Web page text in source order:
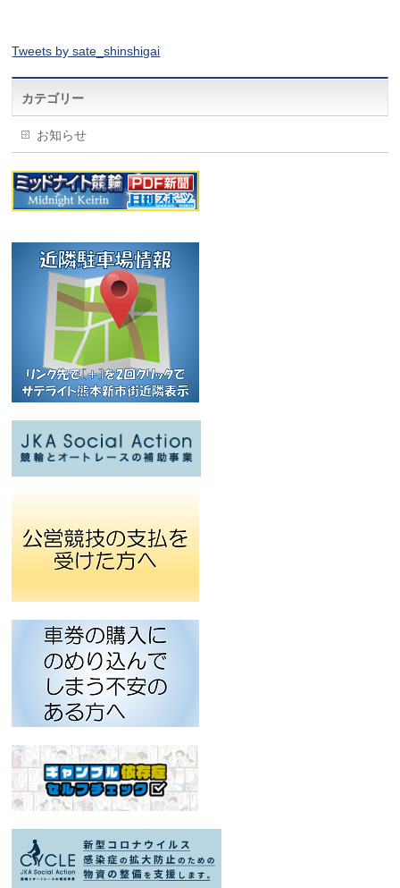
Tweets by sate_shinshigai
カテゴリー
お知らせ